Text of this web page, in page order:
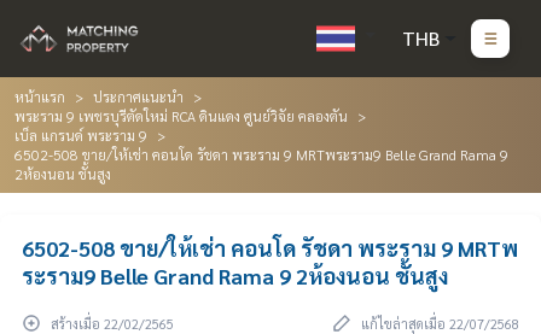
THB
หน้าแรก
ประกาศแนะนำ
พระราม 9 เพชรบุรีตัดใหม่ RCA ดินแดง ศูนย์วิจัย คลองตัน
เบ็ล แกรนด์ พระราม 9
6502-508 ขาย/ให้เช่า คอนโด รัชดา พระราม 9 MRTพระราม9 Belle Grand Rama 9
2ห้องนอน ชั้นสูง
6502-508 ขาย/ให้เช่า คอนโด รัชดา พระราม 9 MRTพ
ระราม9 Belle Grand Rama 9 2ห้องนอน ชั้นสูง
สร้างเมื่อ 22/02/2565
แก้ไขล่าสุดเมื่อ 22/07/2568